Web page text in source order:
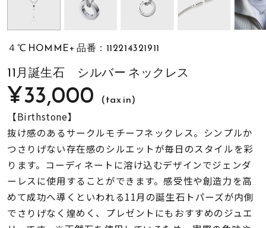
モチーフ
ファッションテイス
着用シーン
コレクション
４℃ HOMME+ 品番：112214321911
11月誕生石 シルバー ネックレス
¥33,000 (tax in)
【Birthstone】
抜け感のあるサークルモチーフネックレス。シンプルか
つさりげない存在感のシルエットが毎日のスタイルを彩
ります。コーディネートに溶け込むデザインでジェンダ
ーレスに使用することができます。感受性や創造力を高
めて成功へ導くといわれる11月の誕生石トパーズが内側
でさりげなく煌めく、プレゼントにもおすすめのジュエ